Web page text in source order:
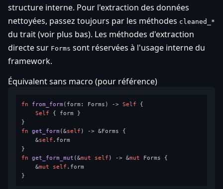
structure interne. Pour l'extraction des données
nettoyées, passez toujours par les méthodes cleaned_*
du trait (voir plus bas). Les méthodes d'extraction
directe sur Forms sont réservées à l'usage interne du
framework.
Équivalent sans macro (pour référence)
fn from_form (form: Forms) -> Self {
Self { form }
fn
get_form (&self ) -> &Forms {
    &
self .form
fn
get_form_mut (&mut self ) -> &mut Forms {
    &
mut self .form